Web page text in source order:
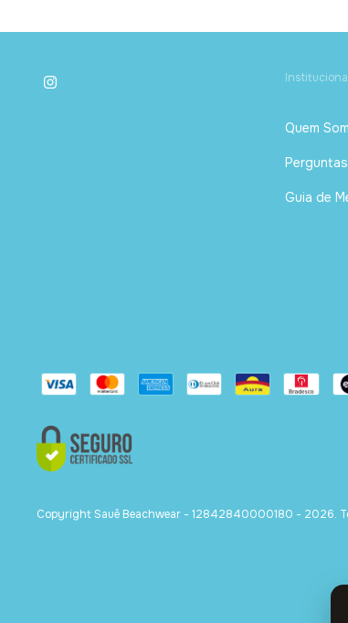
Quem
Guia de
Copyright Sauê Beachwear - 12842840000180 - 2026.